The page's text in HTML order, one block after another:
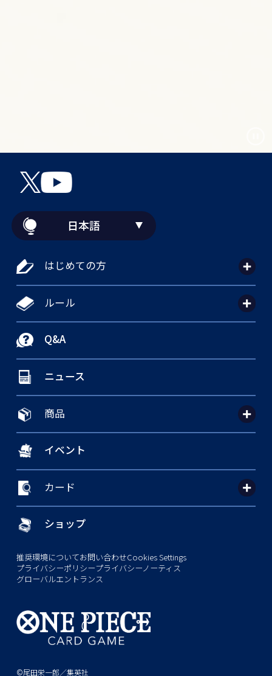
日本語
はじめての方
ルール
Q&A
ニュース
商品
イベント
カード
ショップ
推奨環境についてお問い合わせCookies Settings
プライバシーポリシープライバシーノーティス
グローバルエントランス
©尾田栄一郎／集英社